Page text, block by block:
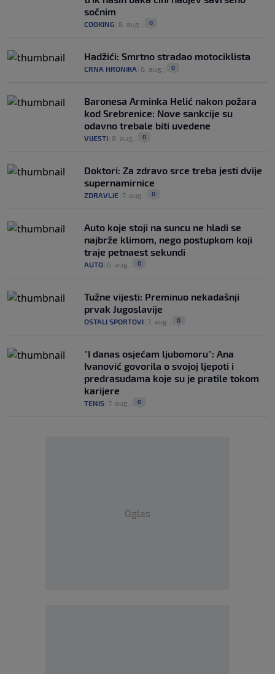
sočnim
COOKING 8. aug. 0
Hadžići: Smrtno stradao motociklista
CRNA HRONIKA 8. aug. 0
Baronesa Arminka Helić nakon požara
kod Srebrenice: Nove sankcije su
odavno trebale biti uvedene
VIJESTI 8. aug. 0
Doktori: Za zdravo srce treba jesti dvije
supernamirnice
ZDRAVLJE 7. aug. 0
Auto koje stoji na suncu ne hladi se
najbrže klimom, nego postupkom koji
traje petnaest sekundi
AUTO 6. aug. 0
Tužne vijesti: Preminuo nekadašnji
prvak Jugoslavije
OSTALI SPORTOVI 7. aug. 0
"I danas osjećam ljubomoru": Ana
Ivanović govorila o svojoj ljepoti i
predrasudama koje su je pratile tokom
karijere
TENIS 7. aug. 0
Oglas